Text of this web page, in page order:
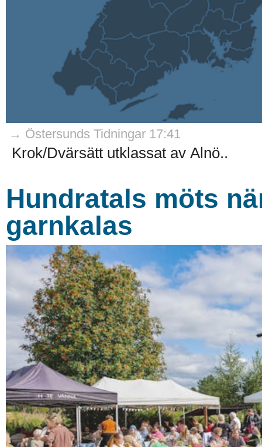
→ Östersunds Tidningar 17:41
Krok/Dvärsätt utklassat av Alnö..
Hundratals möts
garnkalas